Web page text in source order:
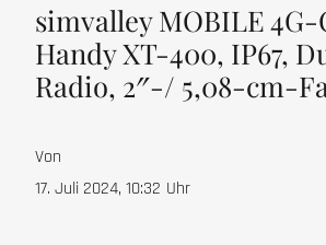
simvalley MOBILE
Handy XT-400, IP67,
Radio, 2″-/ 5,08-cm-
Von
17. Juli 2024, 10:32 Uhr